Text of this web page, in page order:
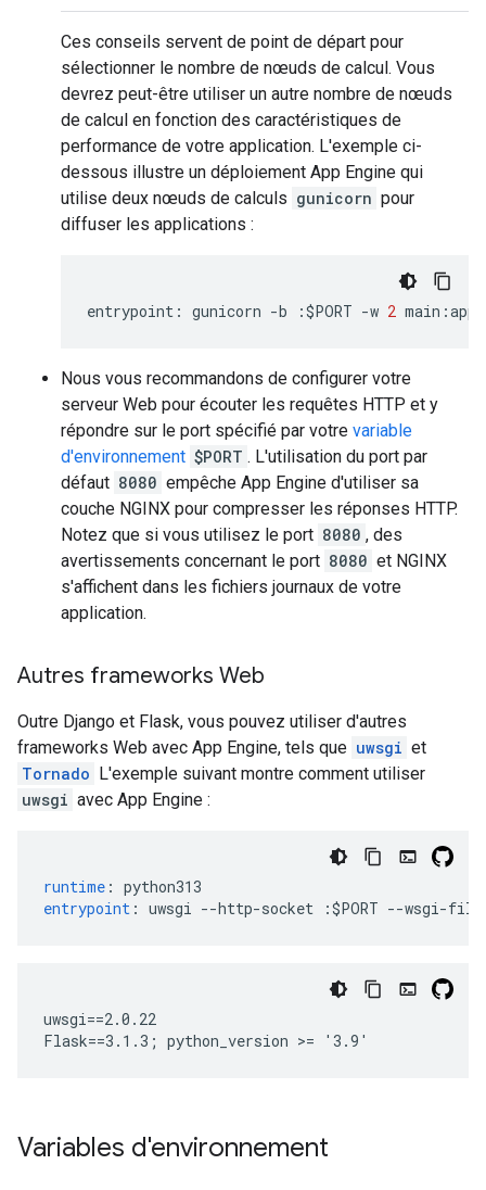
Ces conseils servent de point de départ pour
sélectionner le nombre de nœuds de calcul. Vous
devrez peut-être utiliser un autre nombre de nœuds
de calcul en fonction des caractéristiques de
performance de votre application. L'exemple ci-
dessous illustre un déploiement App Engine qui
utilise deux nœuds de calculs gunicorn pour
diffuser les applications :
entrypoint : gunicorn -b :$PORT -w 2 main :app
Nous vous recommandons de configurer votre
serveur Web pour écouter les requêtes HTTP et y
répondre sur le port spécifié par votre variable
d'environnement $PORT . L'utilisation du port par
défaut 8080 empêche App Engine d'utiliser sa
couche NGINX pour compresser les réponses HTTP.
Notez que si vous utilisez le port 8080 , des
avertissements concernant le port 8080 et NGINX
s'affichent dans les fichiers journaux de votre
application.
Autres frameworks Web
Outre Django et Flask, vous pouvez utiliser d'autres
frameworks Web avec App Engine, tels que uwsgi et
Tornado L'exemple suivant montre comment utiliser
uwsgi avec App Engine :
runtime : python313
entrypoint : uwsgi --http-socket :$PORT --wsgi-
uwsgi==2.0.22
Variables d'environnement